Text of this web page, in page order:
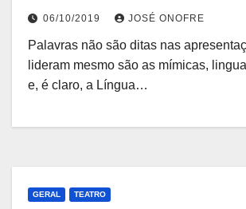
06/10/2019 JOSÉ ONOFRE
Palavras não são ditas nas
lideram mesmo são as mímicas,
e, é claro, a Língua…
GERAL TEATRO